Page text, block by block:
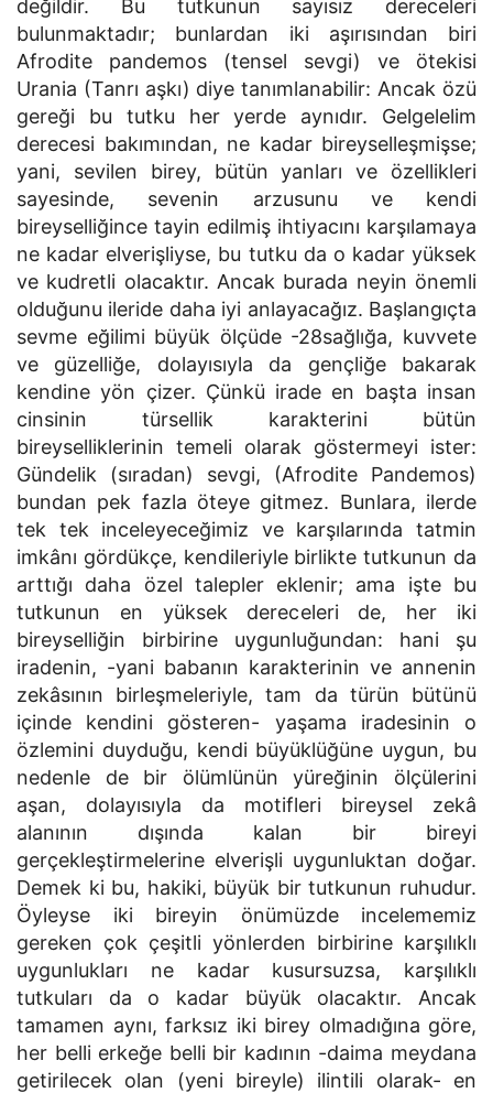
değildir. Bu tutkunun sayısız dereceleri
bulunmaktadır; bunlardan iki aşırısından biri
Afrodite pandemos (tensel sevgi) ve ötekisi
Urania (Tanrı aşkı) diye tanımlanabilir: Ancak özü
gereği bu tutku her yerde aynıdır. Gelgelelim
derecesi bakımından, ne kadar bireyselleşmişse;
yani, sevilen birey, bütün yanları ve özellikleri
sayesinde, sevenin arzusunu ve kendi
bireyselliğince tayin edilmiş ihtiyacını karşılamaya
ne kadar elverişliyse, bu tutku da o kadar yüksek
ve kudretli olacaktır. Ancak burada neyin önemli
olduğunu ileride daha iyi anlayacağız. Başlangıçta
sevme eğilimi büyük ölçüde -28sağlığa, kuvvete
ve güzelliğe, dolayısıyla da gençliğe bakarak
kendine yön çizer. Çünkü irade en başta insan
cinsinin türsellik karakterini bütün
bireyselliklerinin temeli olarak göstermeyi ister:
Gündelik (sıradan) sevgi, (Afrodite Pandemos)
bundan pek fazla öteye gitmez. Bunlara, ilerde
tek tek inceleyeceğimiz ve karşılarında tatmin
imkânı gördükçe, kendileriyle birlikte tutkunun da
arttığı daha özel talepler eklenir; ama işte bu
tutkunun en yüksek dereceleri de, her iki
bireyselliğin birbirine uygunluğundan: hani şu
iradenin, -yani babanın karakterinin ve annenin
zekâsının birleşmeleriyle, tam da türün bütünü
içinde kendini gösteren- yaşama iradesinin o
özlemini duyduğu, kendi büyüklüğüne uygun, bu
nedenle de bir ölümlünün yüreğinin ölçülerini
aşan, dolayısıyla da motifleri bireysel zekâ
alanının dışında kalan bir bireyi
gerçekleştirmelerine elverişli uygunluktan doğar.
Demek ki bu, hakiki, büyük bir tutkunun ruhudur.
Öyleyse iki bireyin önümüzde incelememiz
gereken çok çeşitli yönlerden birbirine karşılıklı
uygunlukları ne kadar kusursuzsa, karşılıklı
tutkuları da o kadar büyük olacaktır. Ancak
tamamen aynı, farksız iki birey olmadığına göre,
her belli erkeğe belli bir kadının -daima meydana
getirilecek olan (yeni bireyle) ilintili olarak- en